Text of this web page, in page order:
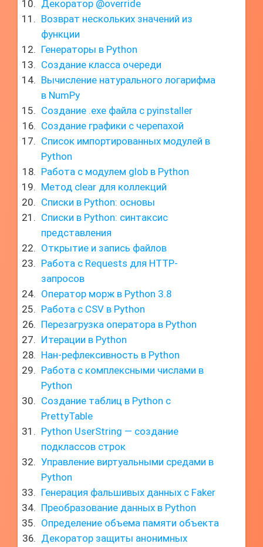
Декоратор @override
Возврат нескольких значений из
функции
Генераторы в Python
Создание класса очереди
Вычисление натурального логарифма
в NumPy
Создание .exe файла с pyinstaller
Создание графики с черепахой
Список импортированных модулей в
Python
Работа с модулем glob в Python
Метод clear для коллекций
Списки в Python: основы
Списки в Python: синтаксис
представления
Открытие и запись файлов
Работа с Requests для HTTP-
запросов
Оператор морж в Python 3.8
Работа с CSV в Python
Перезагрузка оператора в Python
Итерации в Python
Нан-рефлексивность в Python
Работа с комплексными числами в
Python
Создание таблиц в Python с
PrettyTable
Python UserString — создание
подклассов строк
Управление виртуальными средами в
Python
Генерация фальшивых данных с Faker
Преобразование данных в Python
Определение объема памяти объекта
Декоратор защиты анонимных